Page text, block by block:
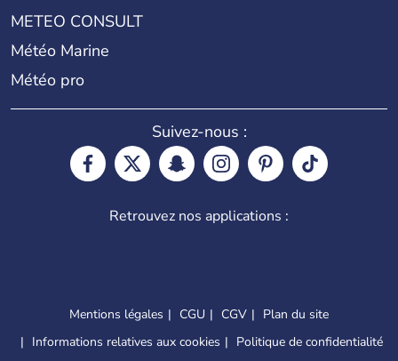
METEO CONSULT
Météo Marine
Météo pro
Suivez-nous :
Retrouvez nos applications :
Mentions légales CGU CGV
Plan du site
Informations relatives aux cookies
Politique de confidentialité